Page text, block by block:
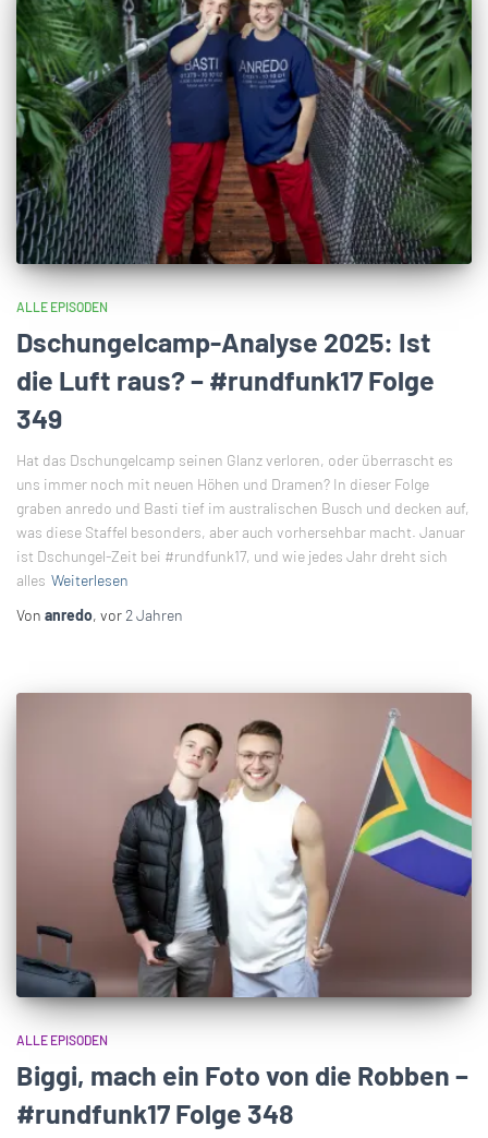
ALLE EPISODEN
Dschungelcamp-Analyse 2025: Ist
die Luft raus? – #rundfunk17 Folge
349
Hat das Dschungelcamp seinen Glanz verloren, oder überrascht es
uns immer noch mit neuen Höhen und Dramen? In dieser Folge
graben anredo und Basti tief im australischen Busch und decken auf,
was diese Staffel besonders, aber auch vorhersehbar macht. Januar
ist Dschungel-Zeit bei #rundfunk17, und wie jedes Jahr dreht sich
alles Weiterlesen
Von anredo, vor 2 Jahren
ALLE EPISODEN
Biggi, mach ein Foto von die Robben –
#rundfunk17 Folge 348